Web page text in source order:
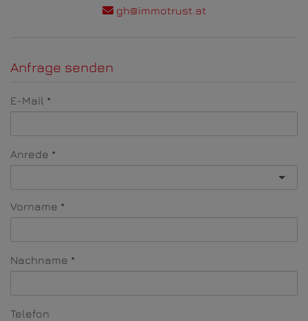
gh@immotrust.at
Anfrage senden
E-Mail
Anrede
Vorname
Nachname
Telefon